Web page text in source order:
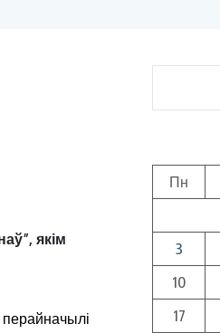
якім
Пн
3
10
17